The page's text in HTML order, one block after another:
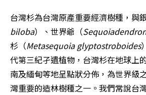
台灣杉為台灣原產重要經濟樹種，與
biloba）、世界爺（
杉（Metasequoia glyptostroboides
代第三紀孑遺植物，台灣杉在地球上
南及緬甸等地呈點狀分佈，為世界級
灣重要的造林樹種之一。我們常說台